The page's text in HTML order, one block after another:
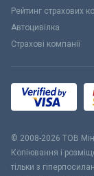
Рейтинг страхових
Автоцивілка
Страхові компанії
© 2008-2026 ТОВ
Копіювання і
тільки з